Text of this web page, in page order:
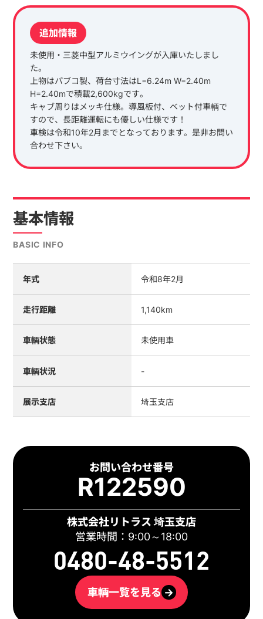
追加情報
未使用・三菱中型アルミウイングが入庫いたしまし
た。
上物はパブコ製、荷台寸法はL=6.24m W=2.40m
H=2.40mで積載2,600kgです。
キャブ周りはメッキ仕様。導風板付、ベット付車輌で
すので、長距離運転にも優しい仕様です！
車検は令和10年2月までとなっております。是非お問い
合わせ下さい。
基本情報
BASIC INFO
年式 令和8年2月
走行距離 1,140km
車輌状態 未使用車
車輌状況 -
展示支店 埼玉支店
お問い合わせ番号
R122590
株式会社リトラス 埼玉支店
営業時間：9:00～18:00
0480-48-5512
車輌一覧を見る →